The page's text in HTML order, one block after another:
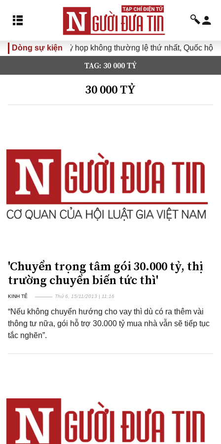
Dòng sự kiệnKỳ họp không thường lệ thứ nhất, Quốc hội
TAG: 30 000 TỶ
30 000 TỶ
'Chuyển trọng tâm gói 30.000 tỷ, thị
trường chuyển biến tức thì'
KINH TẾ Thứ 6, 15/11/2013 | 11:16
“Nếu không chuyển hướng cho vay thì dù có ra thêm vài
thông tư nữa, gói hỗ trợ 30.000 tỷ mua nhà vẫn sẽ tiếp tục
tắc nghẽn”.